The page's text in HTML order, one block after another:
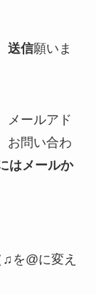
送信願いま
メールアド
お問い合わ
はメールか
を@に変え